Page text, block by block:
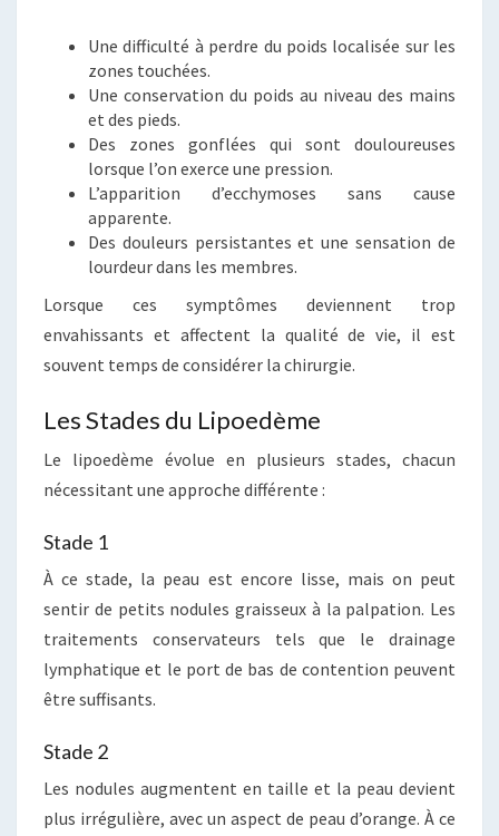
Une difficulté à perdre du poids localisée sur les
zones touchées.
Une conservation du poids au niveau des mains
et des pieds.
Des zones gonflées qui sont douloureuses
lorsque l’on exerce une pression.
L’apparition d’ecchymoses sans cause
apparente.
Des douleurs persistantes et une sensation de
lourdeur dans les membres.
Lorsque ces symptômes deviennent trop
envahissants et affectent la qualité de vie, il est
souvent temps de considérer la chirurgie.
Les Stades du Lipoedème
Le lipoedème évolue en plusieurs stades, chacun
nécessitant une approche différente :
Stade 1
À ce stade, la peau est encore lisse, mais on peut
sentir de petits nodules graisseux à la palpation. Les
traitements conservateurs tels que le drainage
lymphatique et le port de bas de contention peuvent
être suffisants.
Stade 2
Les nodules augmentent en taille et la peau devient
plus irrégulière, avec un aspect de peau d’orange. À ce